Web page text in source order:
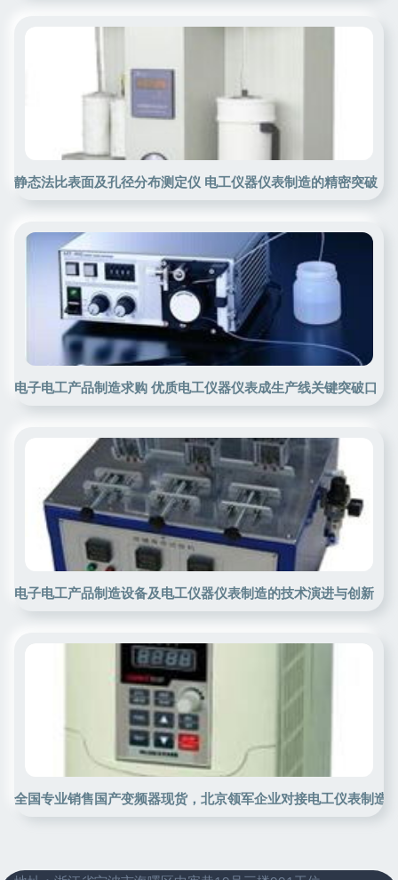
静态法比表面及孔径分布测定仪 电工仪器仪表制造的精密突破
电子电工产品制造求购 优质电工仪器仪表成生产线关键突破口
电子电工产品制造设备及电工仪器仪表制造的技术演进与创新
全国专业销售国产变频器现货，北京领军企业对接电工仪表制造